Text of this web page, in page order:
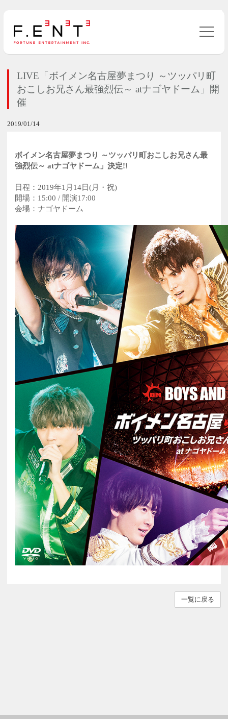
LIVE「ボイメン名古屋夢まつり ～ツッパリ町
おこしお兄さん最強烈伝～ atナゴヤドーム」開
催
2019/01/14
ボイメン名古屋夢まつり ～ツッパリ町おこしお兄さん最
強烈伝～ atナゴヤドーム」決定!!
日程：2019年1月14日(月・祝)
開場：15:00 / 開演17:00
会場：ナゴヤドーム
一覧に戻る